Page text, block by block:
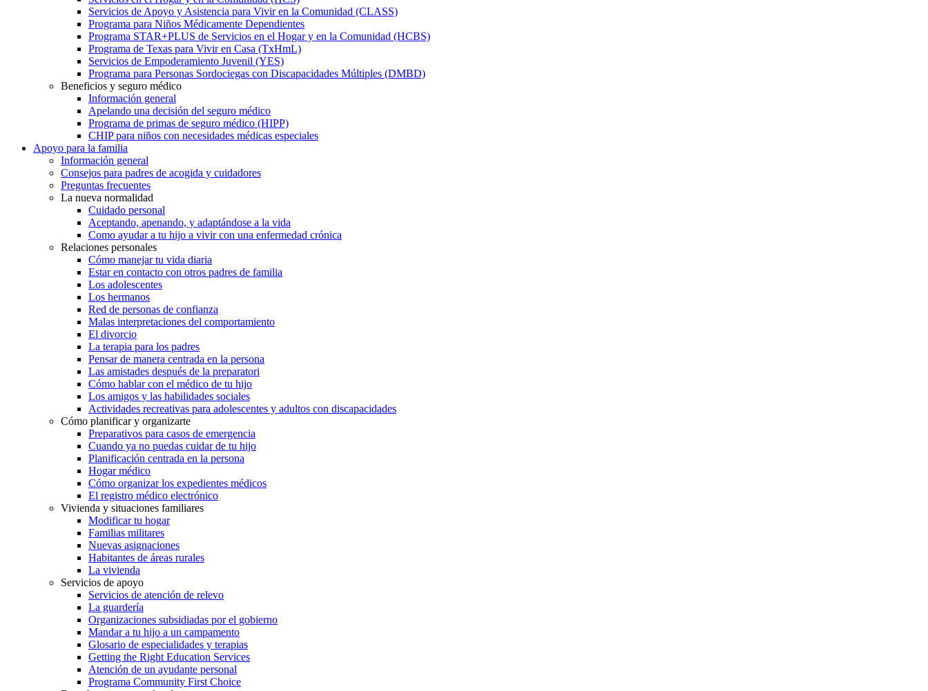
Servicios de Apoyo y Asistencia para Vivir en la Comunidad (CLASS)
Programa para Niños Médicamente Dependientes
Programa STAR+PLUS de Servicios en el Hogar y en la Comunidad (HCBS)
Programa de Texas para Vivir en Casa (TxHmL)
Servicios de Empoderamiento Juvenil (YES)
Programa para Personas Sordociegas con Discapacidades Múltiples (DMBD)
Beneficios y seguro médico
Información general
Apelando una decisión del seguro médico
Programa de primas de seguro médico (HIPP)
CHIP para niños con necesidades médicas especiales
Apoyo para la familia
Información general
Consejos para padres de acogida y cuidadores
Preguntas frecuentes
La nueva normalidad
Cuidado personal
Aceptando, apenando, y adaptándose a la vida
Como ayudar a tu hijo a vivir con una enfermedad crónica
Relaciones personales
Cómo manejar tu vida diaria
Estar en contacto con otros padres de familia
Los adolescentes
Los hermanos
Red de personas de confianza
Malas interpretaciones del comportamiento
El divorcio
La terapia para los padres
Pensar de manera centrada en la persona
Las amistades después de la preparatori
Cómo hablar con el médico de tu hijo
Los amigos y las habilidades sociales
Actividades recreativas para adolescentes y adultos con discapacidades
Cómo planificar y organizarte
Preparativos para casos de emergencia
Cuando ya no puedas cuidar de tu hijo
Planificación centrada en la persona
Hogar médico
Cómo organizar los expedientes médicos
El registro médico electrónico
Vivienda y situaciones familiares
Modificar tu hogar
Familias militares
Nuevas asignaciones
Habitantes de áreas rurales
La vivienda
Servicios de apoyo
Servicios de atención de relevo
La guardería
Organizaciones subsidiadas por el gobierno
Mandar a tu hijo a un campamento
Glosario de especialidades y terapias
Getting the Right Education Services
Atención de un ayudante personal
Programa Community First Choice